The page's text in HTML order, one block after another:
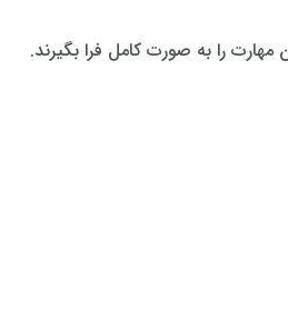
را به صورت کامل فرا بگیرند.